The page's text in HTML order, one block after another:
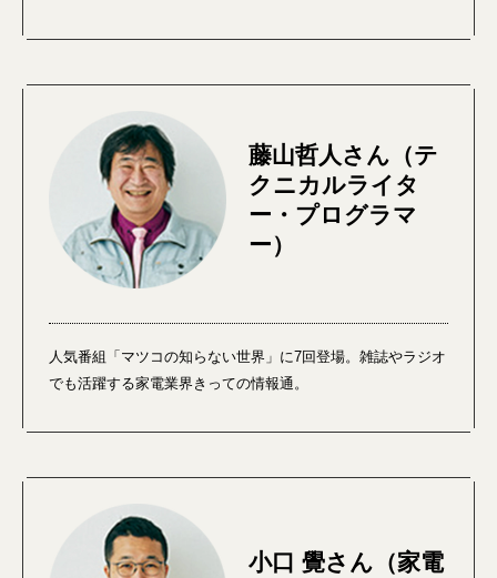
藤山哲人さん（テ
クニカルライタ
ー・プログラマ
ー）
人気番組「マツコの知らない世界」に7回登場。雑誌やラジオ
でも活躍する家電業界きっての情報通。
小口 覺さん（家電